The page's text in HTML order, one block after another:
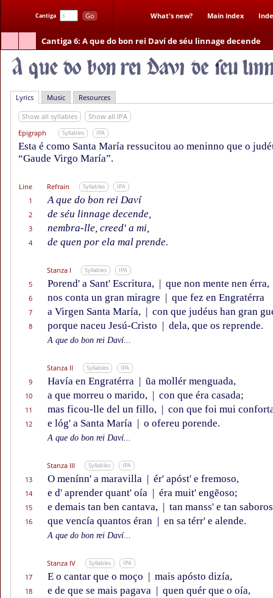
Cantiga Go What's new? Main index
Cantiga 6: A que do bon rei Daví de séu linnage decende
Lyrics Music Resources
Show all syllables
Show all IPA
Epigraph
Syllables IPA
Esta é como Santa María ressucitou ao meninno que o
“Gaude Virgo María”.
Line Refrain Syllables IPA
1 A que do bon rei Daví
2 de séu linnage decende,
3 nembra-lle, creed' a mi,
4 de quen por ela mal prende.
Stanza I Syllables IPA
5 Porend' a Sant' Escritura, | que non mente nen érra,
6 nos conta un gran miragre | que fez en Engratérra
7 a Virgen Santa María, | con que judéus han gran
8 porque naceu Jesú-Cristo | dela, que os reprende.
A que do bon rei Daví...
Stanza II Syllables IPA
9 Havía en Engratérra | ũa mollér menguada,
10 a que morreu o marido, | con que éra casada;
11 mas ficou-lle del un fillo, | con que foi mui
12 e lóg' a Santa María | o ofereu porende.
A que do bon rei Daví...
Stanza III Syllables IPA
13 O menínn' a maravilla | ér' apóst' e fremoso,
14 e d' aprender quant' oía | éra muit' engẽoso;
15 e demais tan ben cantava, | tan manss' e tan
16 que vencía quantos éran | en sa térr' e alende.
A que do bon rei Daví...
Stanza IV Syllables IPA
17 E o cantar que o moço | mais apósto dizía,
18 e de que se mais pagava | quen quér que o oía,